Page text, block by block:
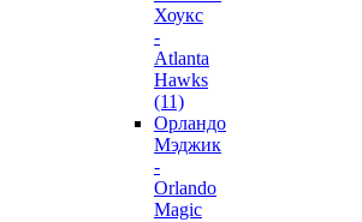
Хоукс
-
Atlanta
Hawks
(11)
Орландо
Мэджик
-
Orlando
Magic